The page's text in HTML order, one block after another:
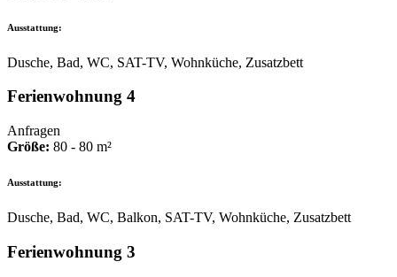
Ausstattung:
Dusche, Bad, WC, SAT-TV, Wohnküche, Zusatzbett
Ferienwohnung 4
Anfragen
Größe: 80 - 80 m²
Ausstattung:
Dusche, Bad, WC, Balkon, SAT-TV, Wohnküche, Zusatzbett
Ferienwohnung 3